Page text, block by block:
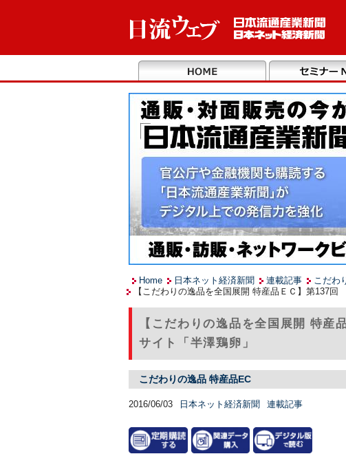
Home 日本ネット経済新聞 連載記事
こだわ
【こだわりの逸品を全国展開 特産品ＥＣ】第137
【こだわりの逸品を全国展開 特
サイト「半澤鶏卵」
こだわりの逸品 特産品EC
2016/06/03 日本ネット経済新聞 連載記事